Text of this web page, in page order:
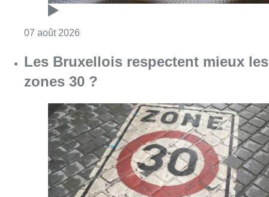
07 août 2026
Les Bruxellois respectent mieux les
zones 30 ?